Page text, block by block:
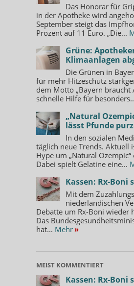
Das Honorar für
in der Apotheke wird
September steigt das
Prozent auf 11 Euro. „Die...
Grüne:
Klimaanlagen
Die Grünen in
für mehr Hitzeschutz
dem Motto „Bayern braucht
schnelle Hilfe für
„Natural
lässt Pfunde
In den sozialen
täglich neue Trends. Aktuell
Hype um „Natural Ozempic“
Dabei spielt Gelatine eine...
Kassen: Rx-Boni
Mit dem
niederländischen
Debatte um Rx-Boni wieder
Das
hat... Mehr »
MEIST KOMMENTIERT
Kassen: Rx-Boni